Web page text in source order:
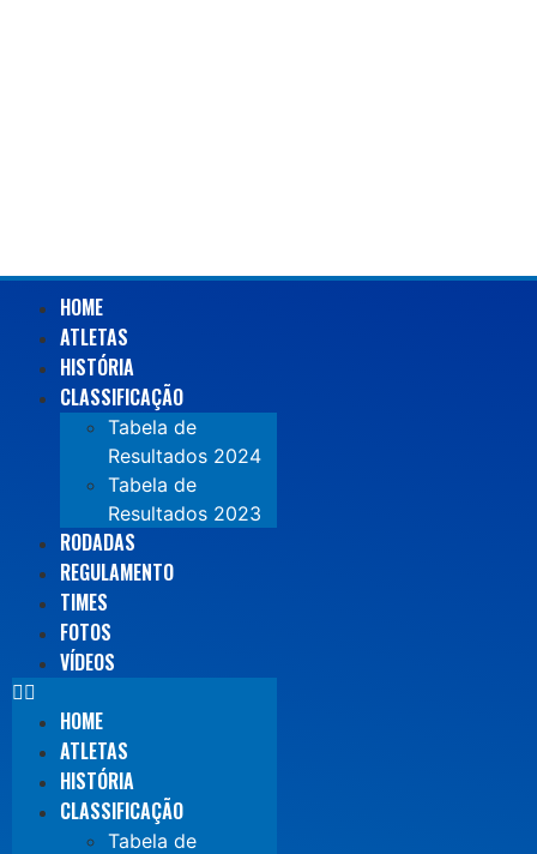
HOME
ATLETAS
HISTÓRIA
CLASSIFICAÇÃO
Tabela de
Resultados 2024
Tabela de
Resultados 2023
RODADAS
REGULAMENTO
TIMES
FOTOS
VÍDEOS
HOME
ATLETAS
HISTÓRIA
CLASSIFICAÇÃO
Tabela de